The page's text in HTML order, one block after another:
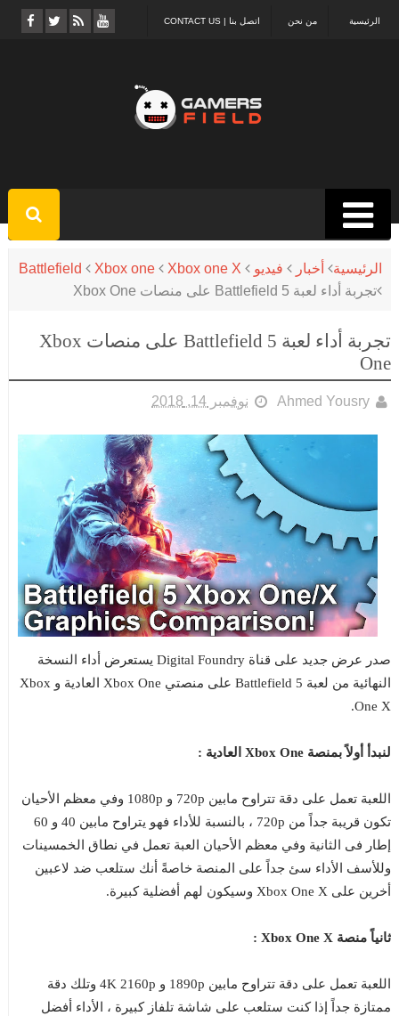
اتصل بنا | CONTACT US من نحن الرئيسية
الرئيسية أخبار فيديو Battlefield Xbox one
Xbox one X
تجربة أداء لعبة Battlefield 5 على منصات Xbox One
تجربة أداء لعبة Battlefield 5 على منصات Xbox
One
Ahmed Yousry نوفمبر 14, 2018
صدر عرض جديد على قناة Digital Foundry يستعرض أداء النسخة
النهائية من لعبة Battlefield 5 على منصتي Xbox One العادية و Xbox
One X.
لنبدأ أولاً بمنصة Xbox One العادية :
اللعبة تعمل على دقة تتراوح مابين 720p و 1080p وفي معظم الأحيان
تكون قريبة جداً من 720p ، بالنسبة للأداء فهو يتراوح مابين 40 و 60
إطار فى الثانية وفي معظم الأحيان العبة تعمل في نطاق الخمسينات
وللأسف الأداء سئ جداً على المنصة خاصةً أنك ستلعب ضد لاعبين
أخرين على Xbox One X وسيكون لهم أفضلية كبيرة.
ثانياً منصة Xbox One X :
اللعبة تعمل على دقة تتراوح مابين 1890p و 4K 2160p وتلك دقة
ممتازة جداً إذا كنت ستلعب على شاشة تلفاز كبيرة ، الأداء أفضل